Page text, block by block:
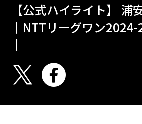
【公式ハイライト】 浦
｜NTTリーグワン
｜